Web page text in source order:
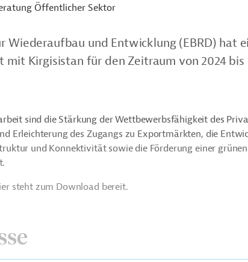
Öffentlicher Sektor
Wiederaufbau und Entwicklung (EBRD) hat
mit Kirgisistan für den Zeitraum von 2024 bis
sind die Stärkung der Wettbewerbsfähigkeit des
Erleichterung des Zugangs zu Exportmärkten, die
und Konnektivität sowie die Förderung einer
steht zum Download bereit.